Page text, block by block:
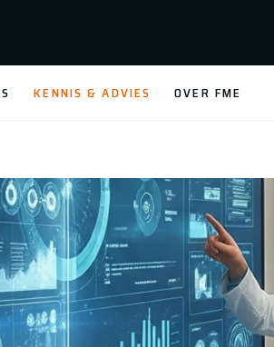
KENNIS & ADVIES OVER FME